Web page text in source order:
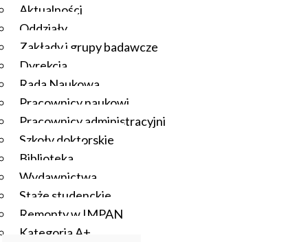
Aktualności
Oddziały
Zakłady i grupy badawcze
Dyrekcja
Rada Naukowa
Pracownicy naukowi
Pracownicy administracyjni
Szkoły doktorskie
Biblioteka
Wydawnictwa
Staże studenckie
Remonty w IMPAN
Kategoria A+